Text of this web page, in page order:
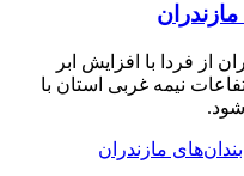
از فردا با افزایش ابر
نیمه غربی استان با